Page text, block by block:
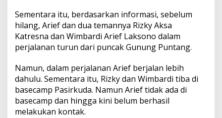
n
g
P
e
n
a
r
i
a
n
Sementara itu, berdasarkan informasi, sebelum
hilang, Arief dan dua temannya Rizky Aksa
Katresna dan Wimbardi Arief Laksono dalam
perjalanan turun dari puncak Gunung Puntang.
Namun, dalam perjalanan Arief berjalan lebih
dahulu. Sementara itu, Rizky dan Wimbardi tiba di
basecamp Pasirkuda. Namun Arief tidak ada di
basecamp dan hingga kini belum berhasil
melakukan kontak.